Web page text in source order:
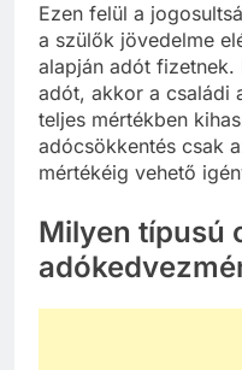
Ezen felül a
a szülők jövedelme
alapján adót
adót, akkor a családi
teljes mértékben
adócsökkentés csak
mértékéig vehető
Milyen típusú